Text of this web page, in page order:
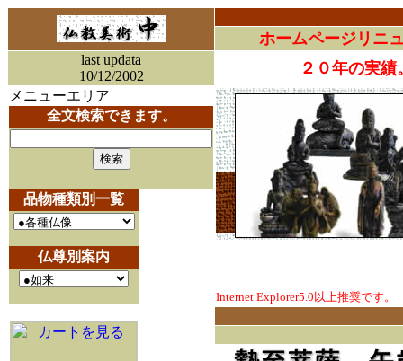
ホームページリニ
last updata
10/12/2002
２０年の実
メニューエリア
全文検索できます。
品物種類別一覧
仏尊別案内
Internet Explorer5.0以上推奨です。